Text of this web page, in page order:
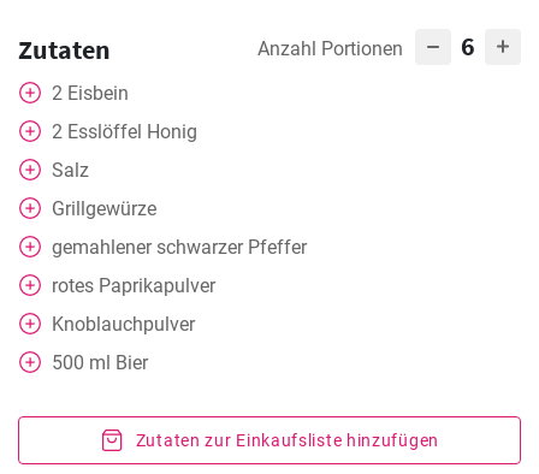
Zutaten Anzahl Portionen 6
2 Eisbein
2 Esslöffel Honig
Salz
Grillgewürze
gemahlener schwarzer Pfeffer
rotes Paprikapulver
Knoblauchpulver
500 ml Bier
Zutaten zur Einkaufsliste hinzufügen